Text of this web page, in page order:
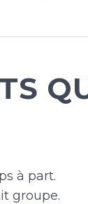
à part.
groupe.